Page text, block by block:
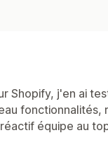
Shopify, j'en ai
équipe au